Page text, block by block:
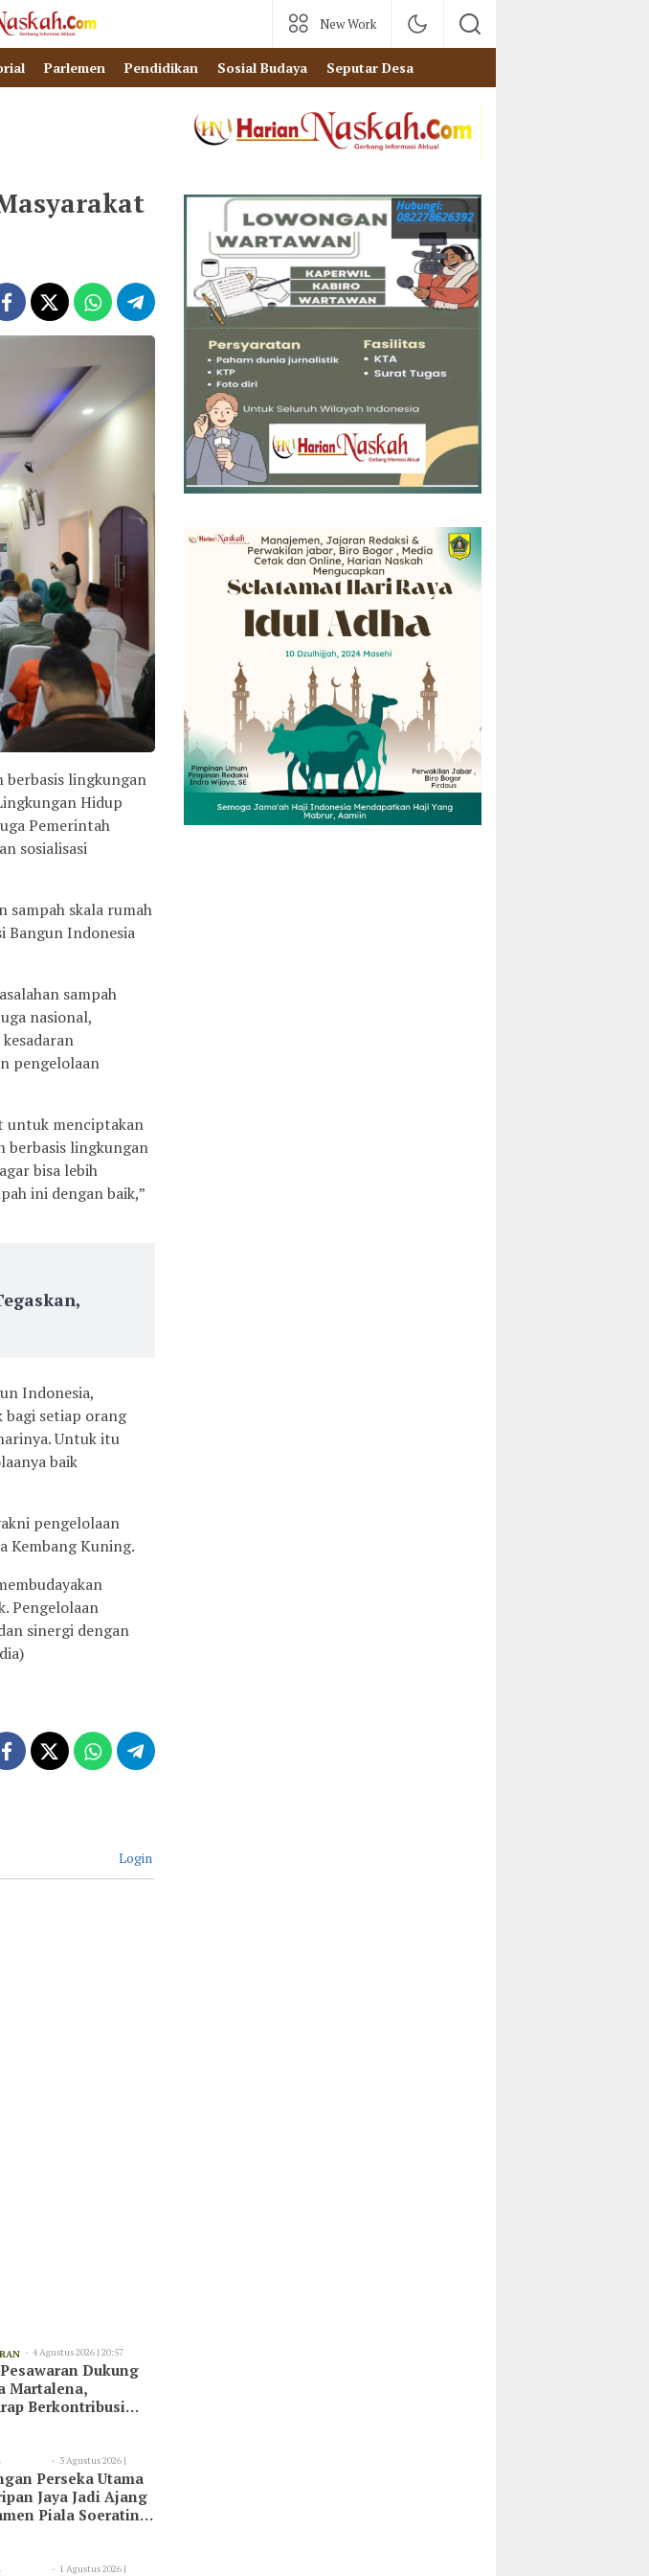
New Work
Parlemen Pendidikan Sosial Budaya Seputar Desa
berbasis lingkungan
Hidup
Pemerintah
sosialisasi
sampah skala rumah
Bangun Indonesia
sampah
nasional,
pengelolaan
untuk menciptakan
berbasis lingkungan
bisa lebih
ini dengan baik,”
Indonesia,
setiap orang
Untuk itu
baik
pengelolaan
Kembang Kuning.
Pengelolaan
sinergi dengan
Login
4 Agustus 2026 | 20:57
Dukung
Martalena,
Berkontribusi
3 Agustus 2026 |
13:09
Perseka Utama
Jaya Jadi Ajang
Piala Soeratin
1 Agustus 2026 |